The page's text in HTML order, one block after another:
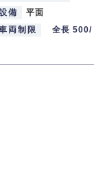
備
平面
両制限
全長 500/